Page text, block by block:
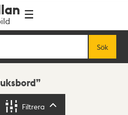
Sök
Filtrera